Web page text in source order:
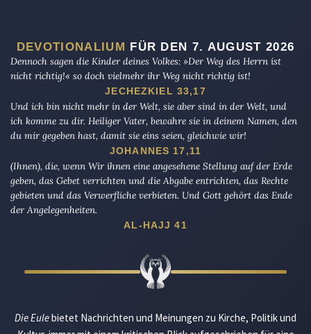
DEVOTIONALIUM FÜR DEN 7. AUGUST 2026
Dennoch sagen die Kinder deines Volkes: »Der Weg des Herrn ist
nicht richtig!« so doch vielmehr ihr Weg nicht richtig ist!
JECHEZKIEL 33,17
Und ich bin nicht mehr in der Welt, sie aber sind in der Welt, und
ich komme zu dir. Heiliger Vater, bewahre sie in deinem Namen, den
du mir gegeben hast, damit sie eins seien, gleichwie wir!
JOHANNES 17,11
(Ihnen), die, wenn Wir ihnen eine angesehene Stellung auf der Erde
geben, das Gebet verrichten und die Abgabe entrichten, das Rechte
gebieten und das Verwerfliche verbieten. Und Gott gehört das Ende
der Angelegenheiten.
AL-HAJJ 41
Die Eulebietet Nachrichten und Meinungen zu Kirche, Politik und